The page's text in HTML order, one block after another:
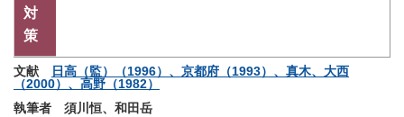
対
策
文献
日高（監）（1996）、京都府（1993）、真木、大西
（2000）、高野（1982）
執筆者 須川恒、和田岳